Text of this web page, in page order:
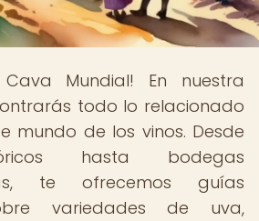
Cava Mundial! En nuestra
todo lo relacionado
mundo de los vinos. Desde
hasta bodegas
te ofrecemos guías
variedades de uva,